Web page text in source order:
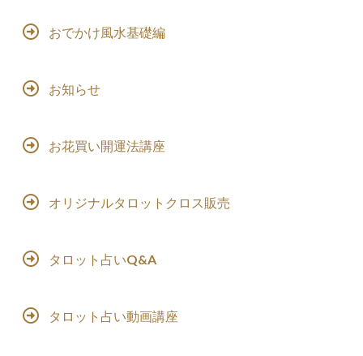
おでかけ風水基礎編
お知らせ
お花買い開運法講座
オリジナルタロットクロス販売
タロット占いQ&A
タロット占い動画講座